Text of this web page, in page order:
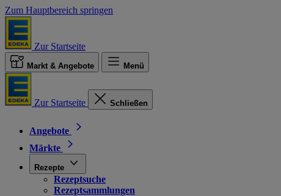
Zum Hauptbereich springen
Zur Startseite
Markt & Angebote Menü
Zur Startseite Schließen
Angebote
Märkte
Rezepte
Rezeptsuche
Rezeptsammlungen